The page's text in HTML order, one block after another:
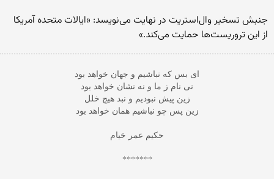
جنبش تسخیر وال‌استریت در نهایت می‌نویسد: «ایالات متحده آمریکا
از این تروریست‌ها حمایت می‌کند.»
ای بس که نباشیم و جهان خواهد بود
نی نام ز ما و نه نشان خواهد بود
زین پیش نبودیم و نبد هیچ خلل
زین پس چو نباشیم همان خواهد بود
حکیم عمر خیام
*******